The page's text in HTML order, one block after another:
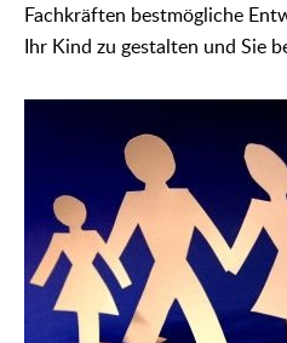
Fachkräften bestmögliche
Ihr Kind zu gestalten und Sie